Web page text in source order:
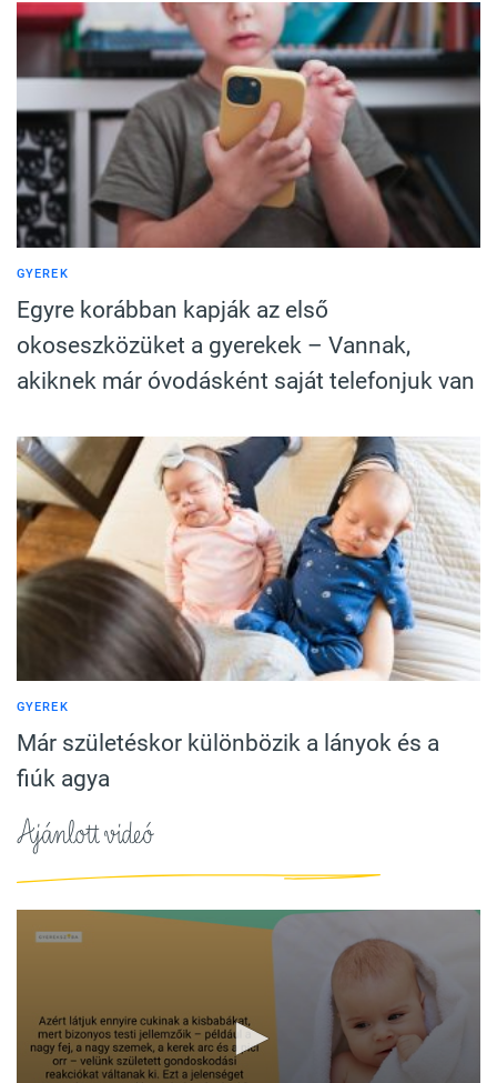
GYEREK
Egyre korábban kapják az első
okoseszközüket a gyerekek – Vannak,
akiknek már óvodásként saját telefonjuk van
GYEREK
Már születéskor különbözik a lányok és a
fiúk agya
Ajánlott videó